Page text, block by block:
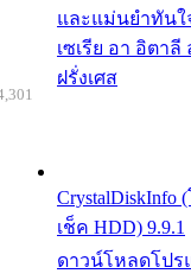
และแม่นยำทันใ
เซเรีย อา อิตา
ฝรั่งเศส
CrystalDiskInfo
เช็ค HDD) 9.9.1
ดาวน์โหลดโปร